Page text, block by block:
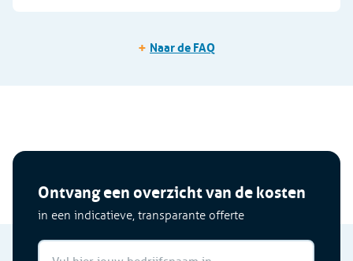
+ Naar de FAQ
Ontvang een overzicht van de kosten
in een indicatieve, transparante offerte